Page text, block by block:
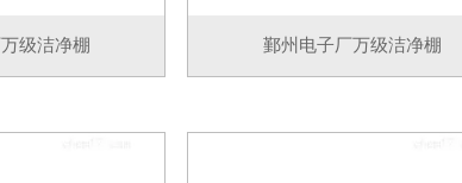
级洁净棚 鄞州电子厂万级洁净棚